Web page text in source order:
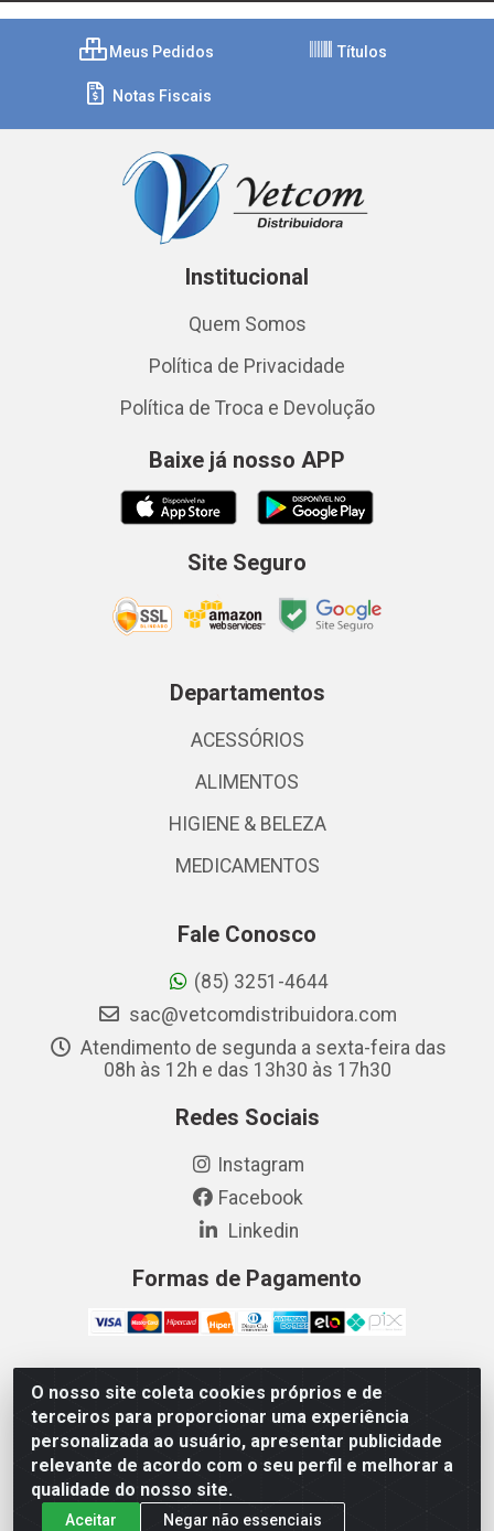
O nosso site coleta cookies próprios e de
terceiros para proporcionar uma experiência
personalizada ao usuário, apresentar publicidade
relevante de acordo com o seu perfil e melhorar a
qualidade do nosso site.
Aceitar Negar não essenciais
Meus Pedidos Títulos
Notas Fiscais
Institucional
Quem Somos
Política de Privacidade
Política de Troca e Devolução
Baixe já nosso APP
Site Seguro
Departamentos
ACESSÓRIOS
ALIMENTOS
HIGIENE & BELEZA
MEDICAMENTOS
Fale Conosco
(85) 3251-4644
sac@vetcomdistribuidora.com
Atendimento de segunda a sexta-feira das
08h às 12h e das 13h30 às 17h30
Redes Sociais
Instagram
Facebook
Linkedin
Formas de Pagamento
Vetcom Distribuidora de Rações LTDA - Rua Maximiano
Barreto, 1040 - Barroso, Fortaleza/CE - CEP 60.863-260
- CNPJ 26.133.872/0001-11